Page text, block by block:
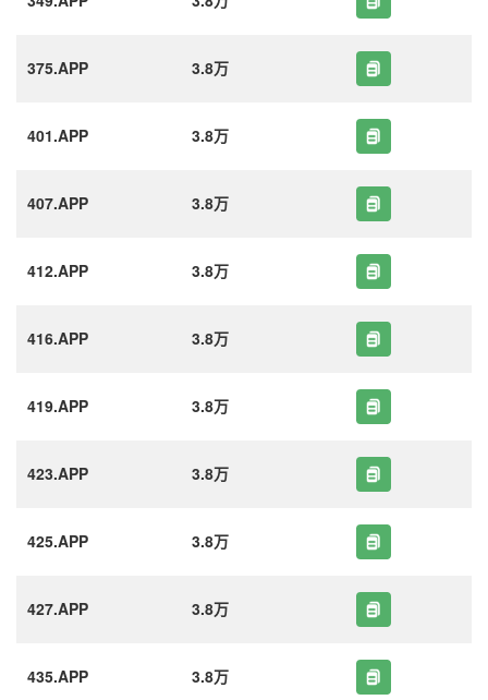
375.APP 3.8万
401.APP 3.8万
407.APP 3.8万
412.APP 3.8万
416.APP 3.8万
419.APP 3.8万
423.APP 3.8万
425.APP 3.8万
427.APP 3.8万
435.APP 3.8万